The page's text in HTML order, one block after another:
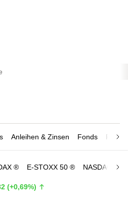
Anleihen & Zinsen Fonds
® E-STOXX 50 ® NASDAQ 100
(+0,69%)